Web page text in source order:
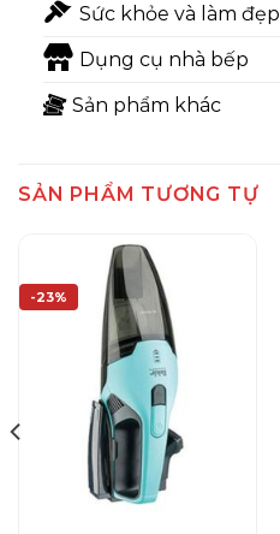
Sức khỏe và làm đẹp
Dụng cụ nhà bếp
Sản phẩm khác
SẢN PHẨM TƯƠNG TỰ
-23%